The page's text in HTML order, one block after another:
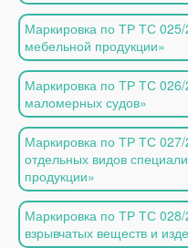
Маркировка по ТР ТС
мебельной продукции»
Маркировка по ТР ТС
маломерных судов»
Маркировка по ТР ТС
отдельных видов
продукции»
Маркировка по ТР ТС
взрывчатых веществ и